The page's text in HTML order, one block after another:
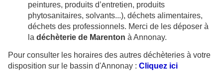
peintures, produits d’entretien, produits
phytosanitaires, solvants...), déchets alimentaires,
déchets des professionnels. Merci de les déposer à
la déchèterie de Marenton à Annonay.
Pour consulter les horaires des autres déchèteries à votre
disposition sur le bassin d'Annonay : Cliquez ici